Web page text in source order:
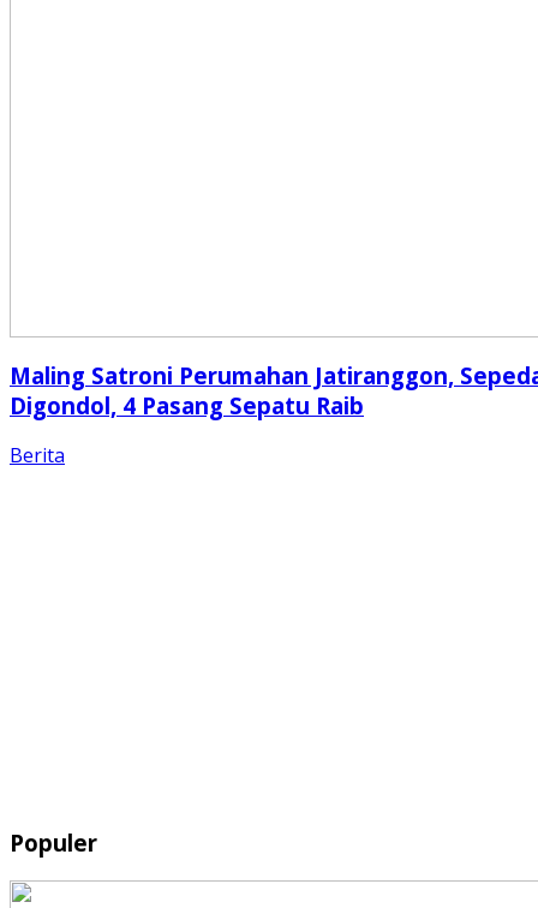
Maling Satroni Perumahan Jatiranggon,
Digondol, 4 Pasang Sepatu Raib
Berita
Populer